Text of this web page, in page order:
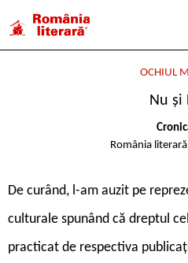
OCHIUL
Nu și
România literară
De curând, l-am auzit pe
culturale spunând că dreptul
practicat de respectiva